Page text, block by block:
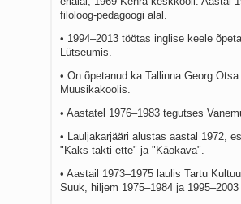
filoloog-pedagoogi alal.
• 1994–2013 töötas inglise keele
Lütseumis.
• On õpetanud ka Tallinna Georg
Muusikakoolis.
• Aastatel 1976–1983 tegutses
• Lauljakarjääri alustas aastal 1972,
"Kaks takti ette" ja "Käokava".
• Aastail 1973–1975 laulis Tartu
Suuk, hiljem 1975–1984 ja